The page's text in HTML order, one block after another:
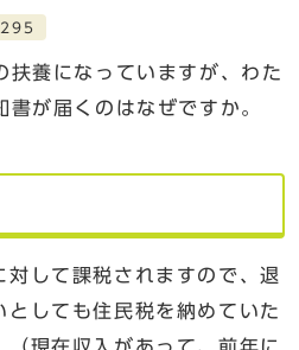
扶養になっていますが、わた
が届くのはなぜですか。
対して課税されますので、退
としても住民税を納めていた
（現在収入があって、前年に